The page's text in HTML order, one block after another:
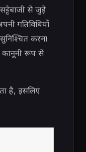
से जुड़े
गतिविधियों
करना
रूप से
है, इसलिए